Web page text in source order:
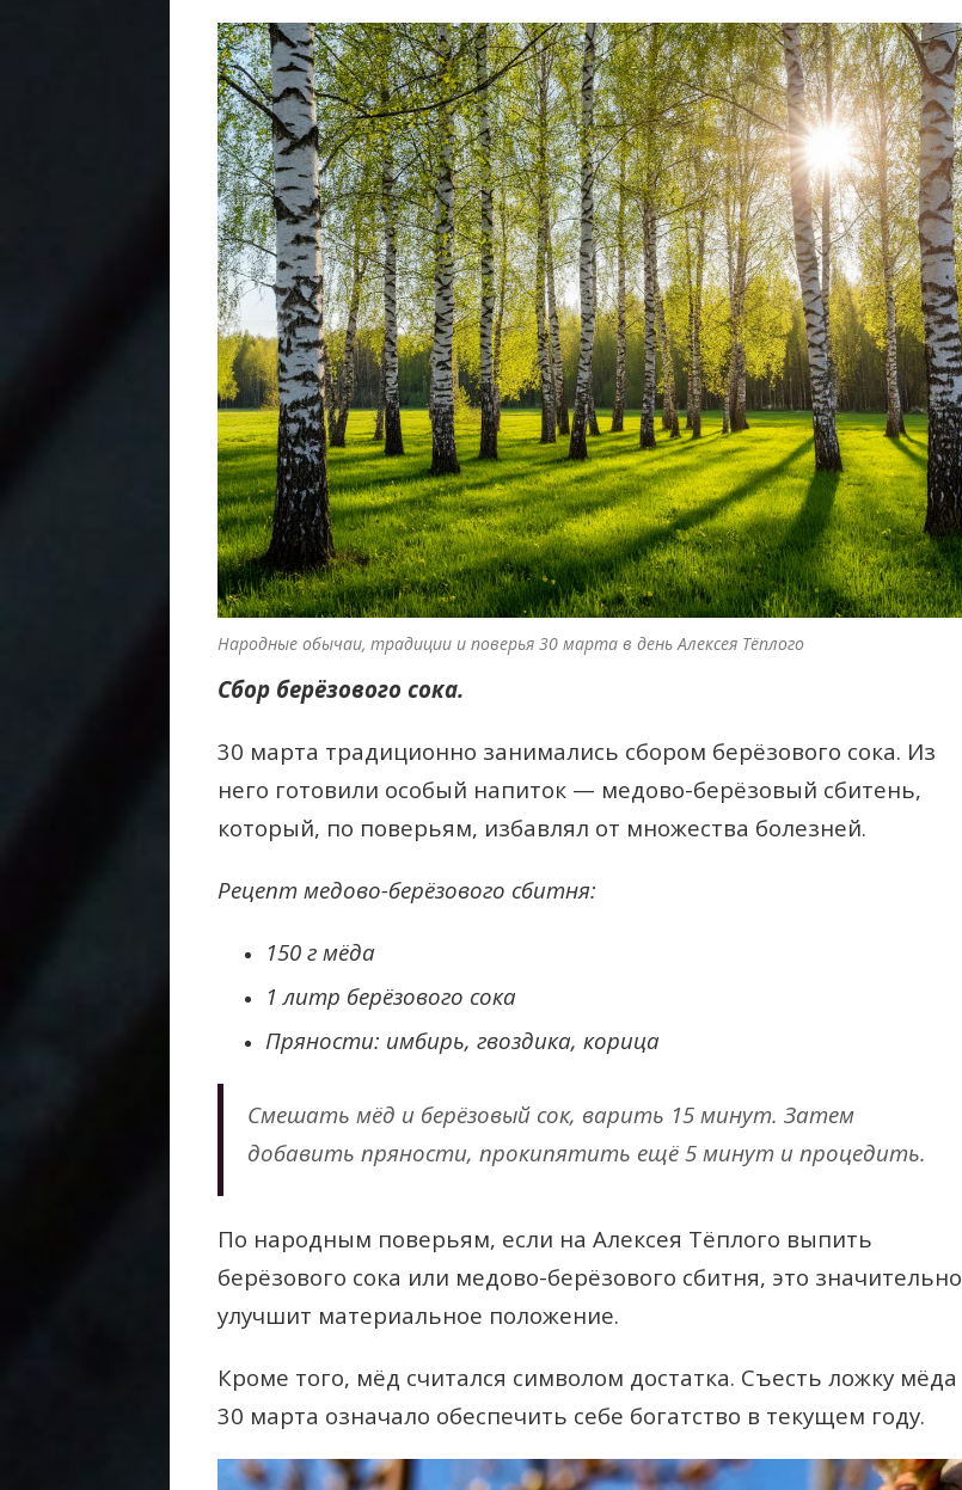
Народные обычаи, традиции и поверья 30 марта в день Алексея Тёплого
Сбор берёзового сока.
30 марта традиционно занимались сбором берёзового сока. Из
него готовили особый напиток — медово-берёзовый сбитень,
который, по поверьям, избавлял от множества болезней.
Рецепт медово-берёзового сбитня:
150 г мёда
1 литр берёзового сока
Пряности: имбирь, гвоздика, корица
Смешать мёд и берёзовый сок, варить 15 минут. Затем
добавить пряности, прокипятить ещё 5 минут и процедить.
По народным поверьям, если на Алексея Тёплого выпить
берёзового сока или медово-берёзового сбитня, это значительно
улучшит материальное положение.
Кроме того, мёд считался символом достатка. Съесть ложку мёда
30 марта означало обеспечить себе богатство в текущем году.